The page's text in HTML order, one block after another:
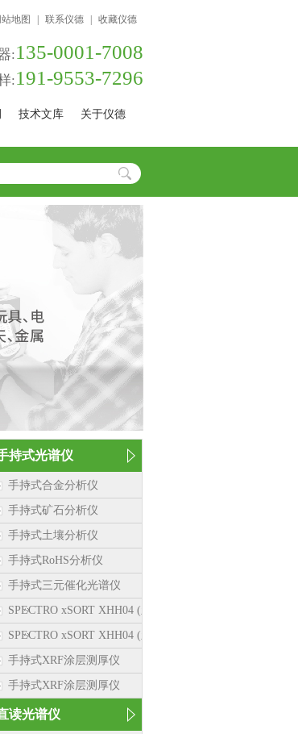
站地图 联系仪德 收藏仪德
:135-0001-7008
:191-9553-7296
技术文库 关于仪德
持式光谱仪
手持式合金分析仪
手持式矿石分析仪
手持式土壤分析仪
手持式RoHS分析仪
手持式三元催化光谱仪
SPECTRO xSORT XHH04 (新品）
SPECTRO xSORT XHH04 (新品）
手持式XRF涂层测厚仪
手持式XRF涂层测厚仪
读光谱仪